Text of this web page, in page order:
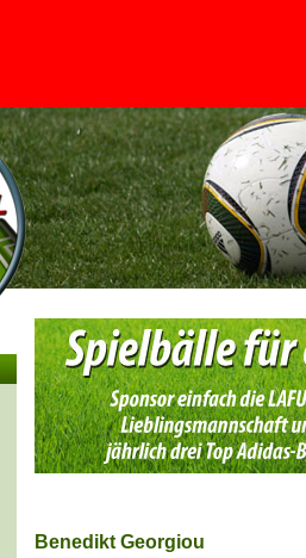
Benedikt Georgiou